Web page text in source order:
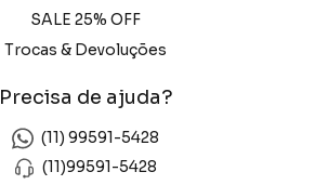
SALE 25% OFF
Trocas & Devoluções
Precisa de ajuda?
(11) 99591-5428
(11)99591-5428